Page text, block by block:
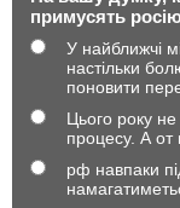
примусять росію
У найближчі
настільки
поновити
Цього року
процесу. А от
рф навпаки